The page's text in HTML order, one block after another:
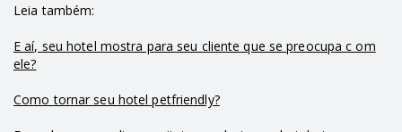
Leia também:
E aí, seu hotel mostra para seu cliente que se preocupa c om
ele?
Como tornar seu hotel petfriendly?